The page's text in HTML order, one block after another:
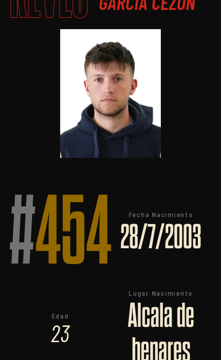
#454 Fecha Nacimiento
28/7/2003
Edad
23
Lugar Nacimiento
Alcala de
henares